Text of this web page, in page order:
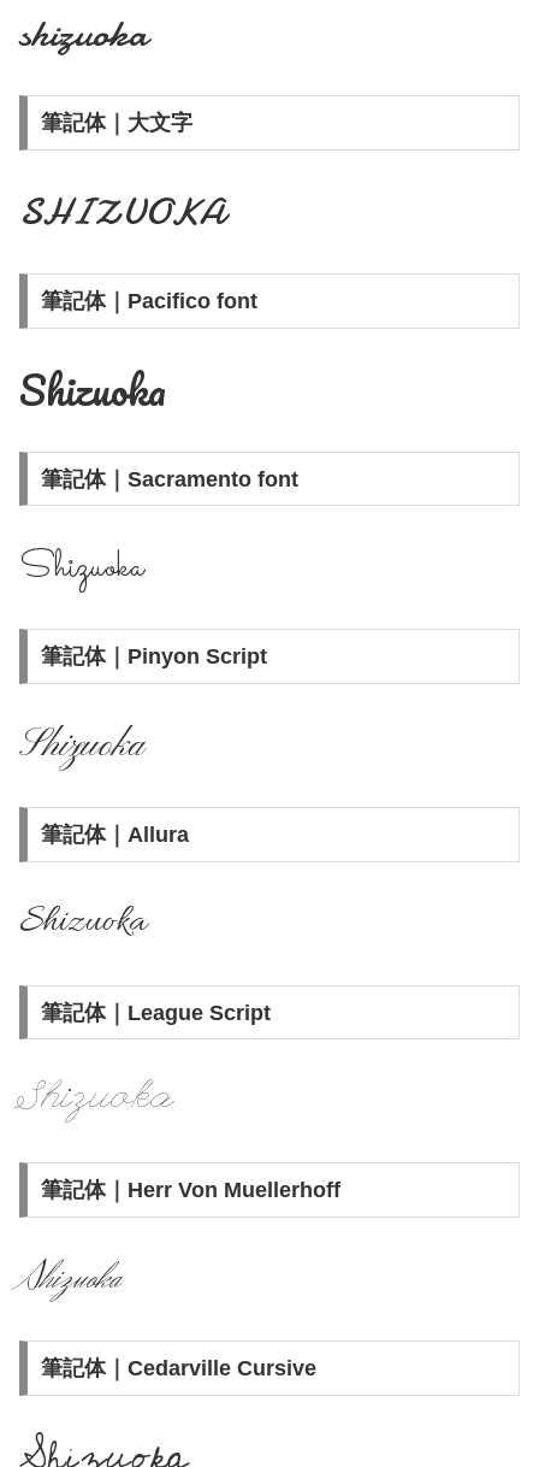
shizuoka
筆記体｜大文字
SHIZUOKA
筆記体｜Pacifico font
Shizuoka
筆記体｜Sacramento font
Shizuoka
筆記体｜Pinyon Script
Shizuoka
筆記体｜Allura
Shizuoka
筆記体｜League Script
Shizuoka
筆記体｜Herr Von Muellerhoff
Shizuoka
筆記体｜Cedarville Cursive